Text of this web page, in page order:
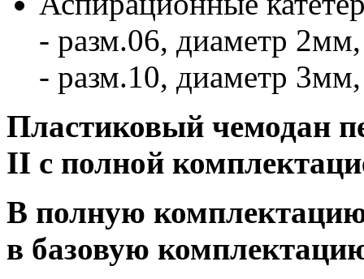
- разм.06, диаметр
- разм.10, диаметр
Пластиковый чемодан
II с полной
В полную
в базовую